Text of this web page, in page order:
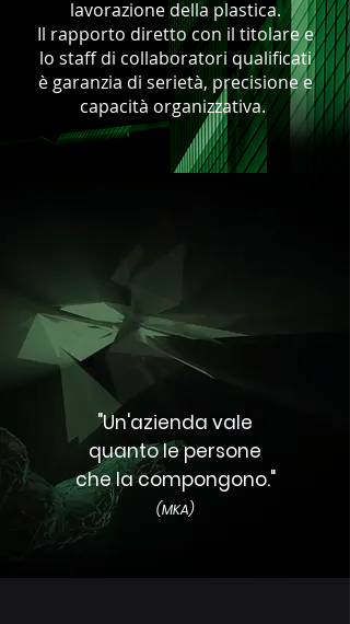
lavorazione della plastica.
Il rapporto diretto con il titolare e
lo staff di collaboratori qualificati
è garanzia di serietà, precisione e
capacità organizzativa.
"Un'azienda vale
quanto le persone
che la compongono."
(MKA)